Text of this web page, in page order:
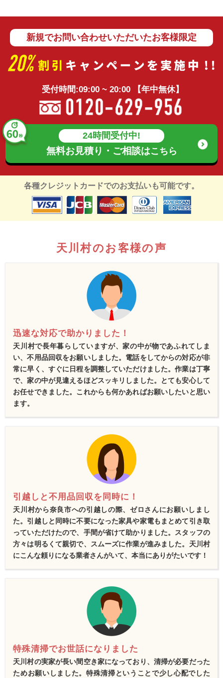
新規でお問い合わせいただいたお客様限定
受付時間:09:00 ~ 20:00 【年中無休】
24時間受付中!
無料お見積り・ご相談はこちら
各種クレジットカードでのお支払いも可能です。
天川村のお客様の声
迅速な対応で助かりました！
天川村で長年暮らしていますが、家の中が物であふれてしま
い、不用品回収をお願いしました。電話をしてからの対応が非
常に早く、すぐに日程を調整していただけました。作業は丁寧
で、家の中が見違えるほどスッキリしました。とても安心して
お任せできました。これからも何かあればお願いしたいと思い
ます。
引越しと不用品回収を同時に！
天川村から奈良市への引越しの際、ゼロさんにお願いしまし
た。引越しと同時に不要になった家具や家電もまとめて引き取
っていただけたので、手間が省けて助かりました。スタッフの
方々は明るくて親切で、スムーズに作業が進みました。天川村
にこんな頼りになる業者さんがいて、本当にありがたいです！
特殊清掃でお世話になりました
天川村の実家が長い間空き家になっており、清掃が必要だった
ためお願いしました。特殊清掃ということで少し心配でした